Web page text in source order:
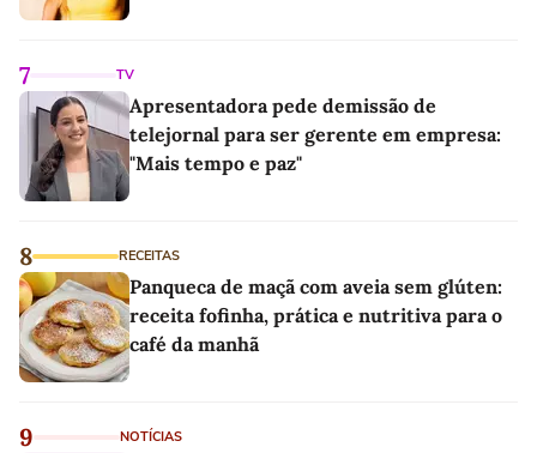
7 TV
Apresentadora pede demissão de
telejornal para ser gerente em empresa:
"Mais tempo e paz"
8 RECEITAS
Panqueca de maçã com aveia sem glúten:
receita fofinha, prática e nutritiva para o
café da manhã
9 NOTÍCIAS